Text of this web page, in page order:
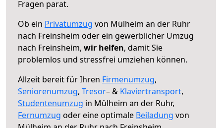
Fragen parat.
Ob ein Privatumzug von Mülheim an der Ruhr
nach Freinsheim oder ein gewerblicher Umzug
nach Freinsheim, wir helfen, damit Sie
problemlos und stressfrei umziehen können.
Allzeit bereit für Ihren Firmenumzug,
Seniorenumzug, Tresor– & Klaviertransport,
Studentenumzug in Mülheim an der Ruhr,
Fernumzug oder eine optimale Beiladung von